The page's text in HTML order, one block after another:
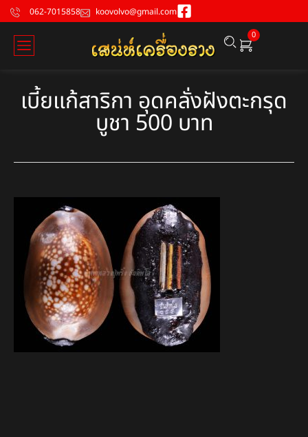
062-7015858 koovolvo@gmail.com
0
เบี้ยแก้สาริกา อุดคลั่งฝังตะกรุด
บูชา 500 บาท